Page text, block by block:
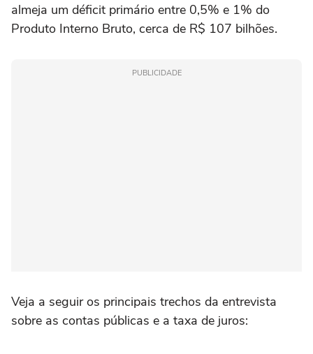
almeja um déficit primário entre 0,5% e 1% do
Produto Interno Bruto, cerca de R$ 107 bilhões.
PUBLICIDADE
Veja a seguir os principais trechos da entrevista
sobre as contas públicas e a taxa de juros: